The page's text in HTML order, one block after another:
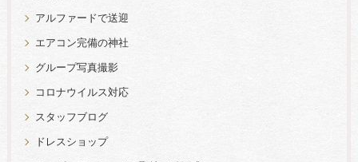
アルファードで送迎
エアコン完備の神社
グループ写真撮影
コロナウイルス対応
スタッフブログ
ドレスショップ